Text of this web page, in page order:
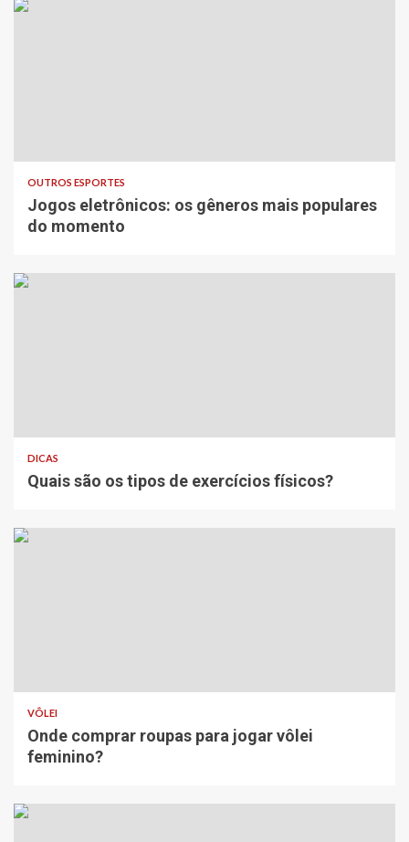
OUTROS ESPORTES
Jogos eletrônicos: os gêneros mais populares
do momento
DICAS
Quais são os tipos de exercícios físicos?
VÔLEI
Onde comprar roupas para jogar vôlei
feminino?